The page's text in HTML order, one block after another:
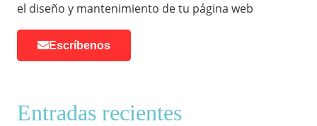
el diseño y mantenimiento de tu página web
Escríbenos
Entradas recientes